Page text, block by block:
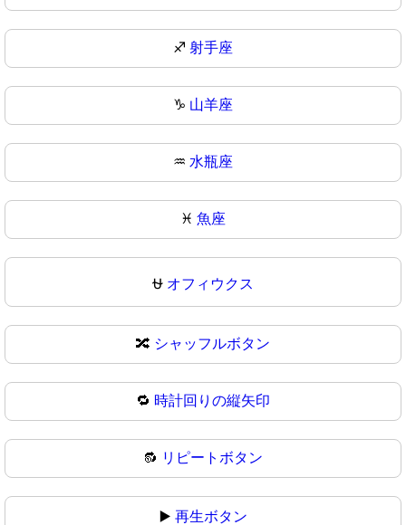
♐ 射手座
♑ 山羊座
♒ 水瓶座
♓ 魚座
⛎ オフィウクス
🔀 シャッフルボタン
🔁 時計回りの縦矢印
🔂 リピートボタン
▶️ 再生ボタン